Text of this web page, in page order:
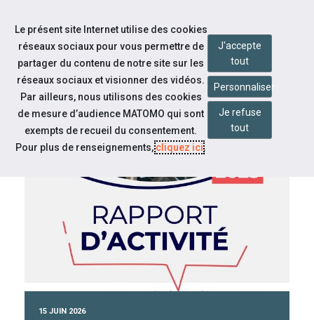
Aller au contenu
CAP EMPLOI 16
15 JUIN 2026
Le présent site Internet utilise des cookies
réseaux sociaux pour vous permettre de
partager du contenu de notre site sur les
réseaux sociaux et visionner des vidéos.
Par ailleurs, nous utilisons des cookies
de mesure d’audience MATOMO qui sont
exempts de recueil du consentement.
Pour plus de renseignements,cliquez ici.
J'accepte
tout
Personnaliser
Je refuse
tout